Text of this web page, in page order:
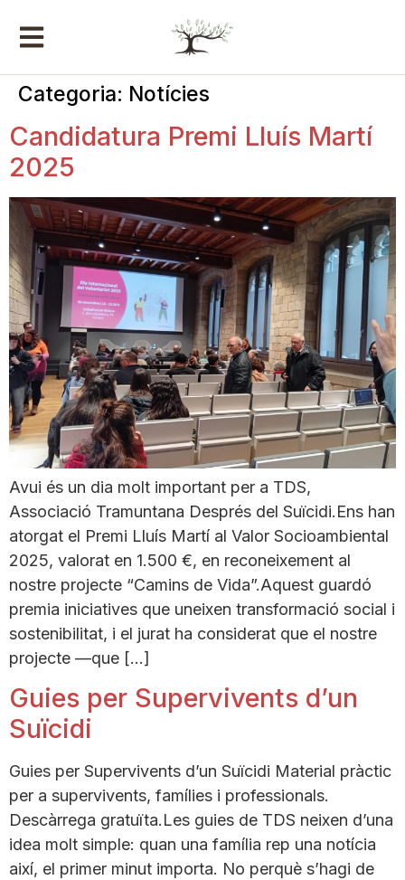
Categoria: Notícies
Candidatura Premi Lluís Martí
2025
Avui és un dia molt important per a TDS,
Associació Tramuntana Després del Suïcidi.Ens han
atorgat el Premi Lluís Martí al Valor Socioambiental
2025, valorat en 1.500 €, en reconeixement al
nostre projecte “Camins de Vida”.Aquest guardó
premia iniciatives que uneixen transformació social i
sostenibilitat, i el jurat ha considerat que el nostre
projecte —que […]
Guies per Supervivents d’un
Suïcidi
Guies per Supervivents d’un Suïcidi Material pràctic
per a supervivents, famílies i professionals.
Descàrrega gratuïta.Les guies de TDS neixen d’una
idea molt simple: quan una família rep una notícia
així, el primer minut importa. No perquè s’hagi de